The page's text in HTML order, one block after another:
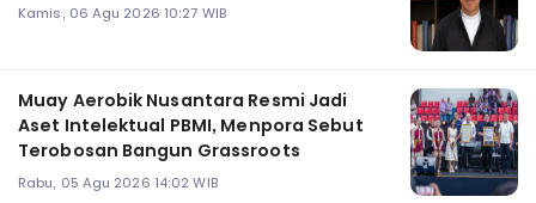
Kamis, 06 Agu 2026 10:27 WIB
Muay Aerobik Nusantara Resmi Jadi
Aset Intelektual PBMI, Menpora Sebut
Terobosan Bangun Grassroots
Rabu, 05 Agu 2026 14:02 WIB